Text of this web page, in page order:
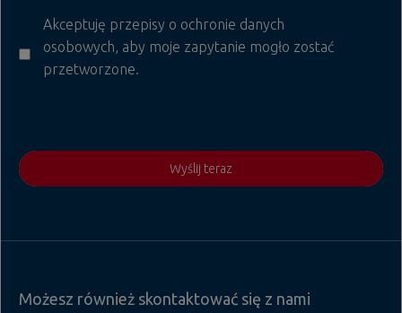
Akceptuję przepisy o ochronie danych
osobowych, aby moje zapytanie mogło zostać
przetworzone.
Wyślij teraz
Możesz również skontaktować się z nami